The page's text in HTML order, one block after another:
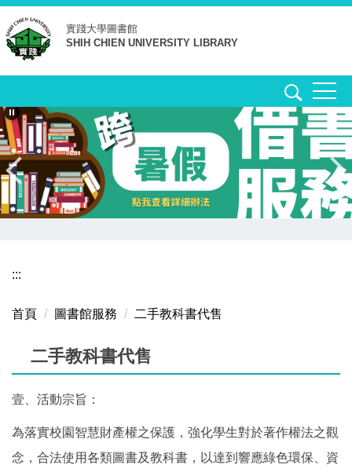
跳
到
主
要
容
區
實踐大學圖書館
SHIH CHIEN UNIVERSITY LIBRARY
:::
首頁 圖書館服務 二手教科書代售
二手教科書代售
壹、活動宗旨：
為落實校園智慧財產權之保護，強化學生對於著作權法之觀
念，合法使用各類圖書及教科書，以達到響應綠色環保、資